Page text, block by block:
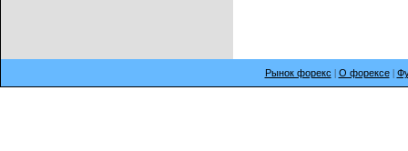
Рынок форекс | О форексе|